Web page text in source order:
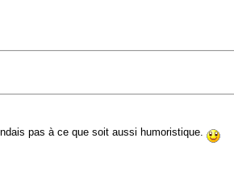
pas à ce que soit aussi humoristique.